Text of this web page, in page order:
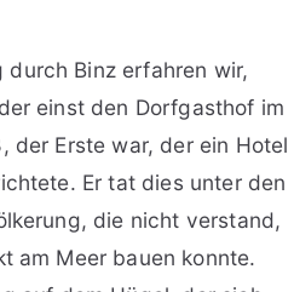
durch Binz erfahren wir,
einst den Dorfgasthof im
der Erste war, der ein Hotel
Er tat dies unter den
die nicht verstand,
am Meer bauen konnte.